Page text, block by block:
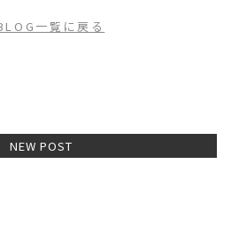
一覧に戻る
NEW POST